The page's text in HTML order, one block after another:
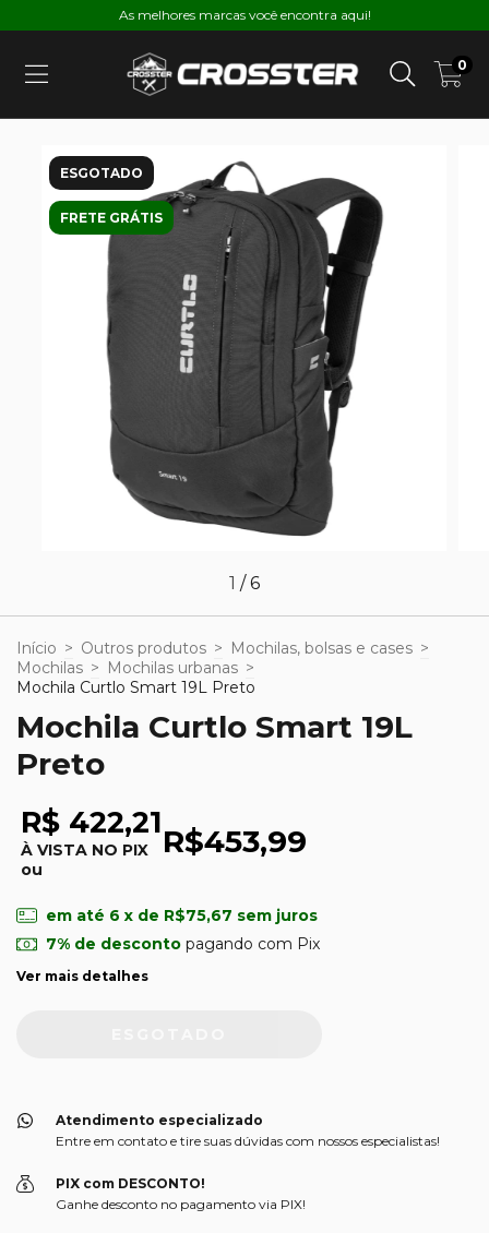
As melhores marcas você encontra aqui!
0
ESGOTADO
FRETE GRÁTIS
1 /6
Início > Outros produtos > Mochilas, bolsas e cases >
Mochilas > Mochilas urbanas >
Mochila Curtlo Smart 19L Preto
Mochila Curtlo Smart 19L
Preto
R$ 422,21
À VISTA NO PIX
ou
R$453,99
em até 6 x de R$75,67 sem juros
7% de descontopagando com Pix
Ver mais detalhes
Atendimento especializado
Entre em contato e tire suas dúvidas com nossos especialistas!
PIX com DESCONTO!
Ganhe desconto no pagamento via PIX!